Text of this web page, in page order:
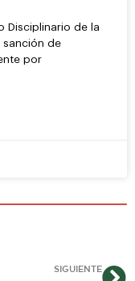
Disciplinario de la
sanción de
por
SIGUIENTE